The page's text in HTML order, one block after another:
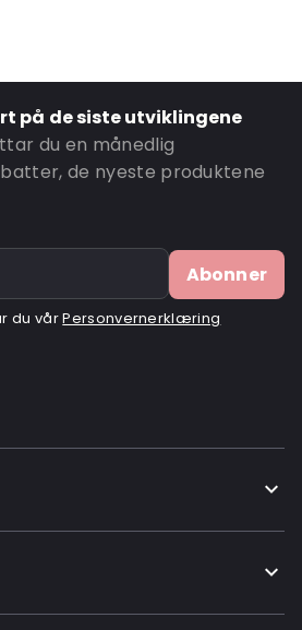
på de siste utviklingene
du en månedlig
de nyeste produktene
Abonner
du vårPersonvernerklæring